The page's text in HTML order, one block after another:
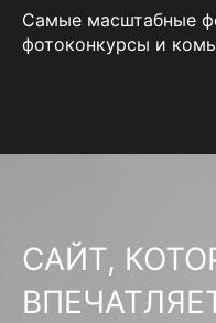
Самые масштабные
фотоконкурсы и
САЙТ,